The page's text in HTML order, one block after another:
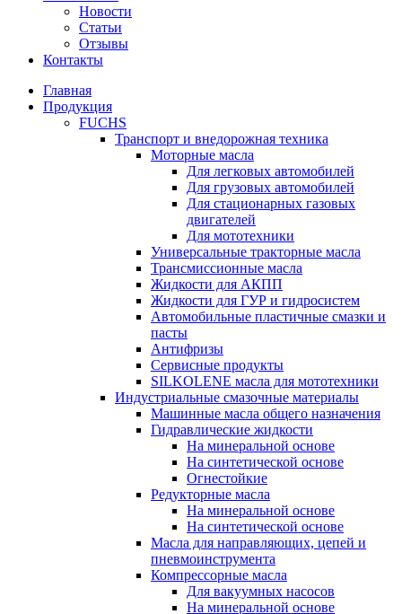
Новости
Статьи
Отзывы
Контакты
Главная
Продукция
FUCHS
Транспорт и внедорожная техника
Моторные масла
Для легковых автомобилей
Для грузовых автомобилей
Для стационарных газовых
двигателей
Для мототехники
Универсальные тракторные масла
Трансмиссионные масла
Жидкости для АКПП
Жидкости для ГУР и гидросистем
Автомобильные пластичные смазки и
пасты
Антифризы
Сервисные продукты
SILKOLENE масла для мототехники
Индустриальные смазочные материалы
Машинные масла общего назначения
Гидравлические жидкости
На минеральной основе
На синтетической основе
Огнестойкие
Редукторные масла
На минеральной основе
На синтетической основе
Масла для направляющих, цепей и
пневмоинструмента
Компрессорные масла
Для вакуумных насосов
На минеральной основе